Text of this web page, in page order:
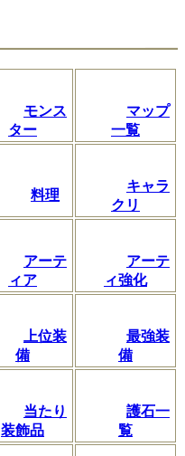
モンス
ター
マップ
一覧
料理
キャラ
クリ
アーテ
ィア
アーテ
ィ強化
上位装
備
最強装
備
当たり
装飾品
護石一
覧